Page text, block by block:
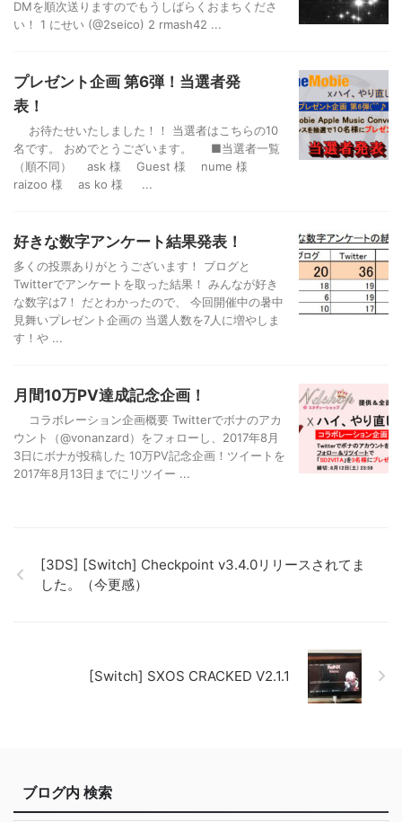
DMを順次送りますのでもうしばらくおまちくださ
い！ 1 にせい (@2seico) 2 rmash42 ...
プレゼント企画 第6弾！当選者発
表！
お待たせいたしました！！ 当選者はこちらの10
名です。 おめでとうございます。 ■当選者一覧
（順不同） ask 様 Guest 様 nume 様
raizoo 様 as ko 様 ...
好きな数字アンケート結果発表！
多くの投票ありがとうございます！ ブログと
Twitterでアンケートを取った結果！ みんなが好き
な数字は7！ だとわかったので、 今回開催中の暑中
見舞いプレゼント企画の 当選人数を7人に増やしま
す！や ...
月間10万PV達成記念企画！
コラボレーション企画概要 Twitterでボナのアカ
ウント（@vonanzard）をフォローし、2017年8月
3日にボナが投稿した 10万PV記念企画！ツイートを
2017年8月13日までにリツイー ...
[3DS] [Switch] Checkpoint v3.4.0リリースされてま
した。（今更感）
[Switch] SXOS CRACKED V2.1.1
ブログ内 検索